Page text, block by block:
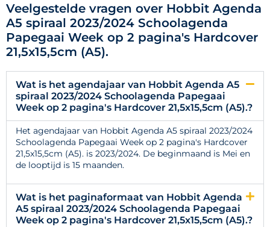
Veelgestelde vragen over Hobbit Agenda
A5 spiraal 2023/2024 Schoolagenda
Papegaai Week op 2 pagina's Hardcover
21,5x15,5cm (A5).
Wat is het agendajaar van Hobbit Agenda A5
spiraal 2023/2024 Schoolagenda Papegaai
Week op 2 pagina's Hardcover 21,5x15,5cm (A5).?
Het agendajaar van Hobbit Agenda A5 spiraal 2023/2024
Schoolagenda Papegaai Week op 2 pagina's Hardcover
21,5x15,5cm (A5). is 2023/2024. De beginmaand is Mei en
de looptijd is 15 maanden.
Wat is het paginaformaat van Hobbit Agenda
A5 spiraal 2023/2024 Schoolagenda Papegaai
Week op 2 pagina's Hardcover 21,5x15,5cm (A5).?